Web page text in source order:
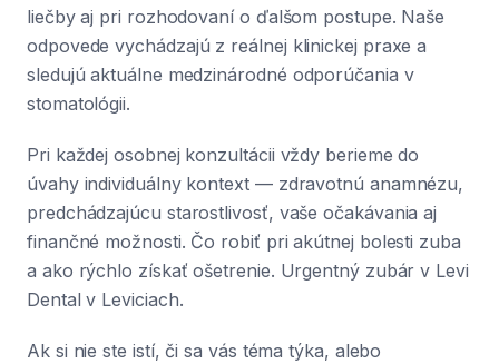
liečby aj pri rozhodovaní o ďalšom postupe. Naše
odpovede vychádzajú z reálnej klinickej praxe a
sledujú aktuálne medzinárodné odporúčania v
stomatológii.
Pri každej osobnej konzultácii vždy berieme do
úvahy individuálny kontext — zdravotnú anamnézu,
predchádzajúcu starostlivosť, vaše očakávania aj
finančné možnosti. Čo robiť pri akútnej bolesti zuba
a ako rýchlo získať ošetrenie. Urgentný zubár v Levi
Dental v Leviciach.
Ak si nie ste istí, či sa vás téma týka, alebo